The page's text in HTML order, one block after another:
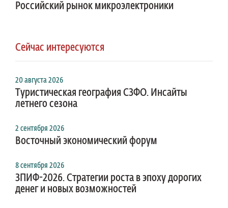
Российский рынок микроэлектроники
Сейчас интересуются
20 августа 2026
Туристическая география СЗФО. Инсайты
летнего сезона
2 сентября 2026
Восточный экономический форум
8 сентября 2026
ЗПИФ-2026. Стратегии роста в эпоху дорогих
денег и новых возможностей